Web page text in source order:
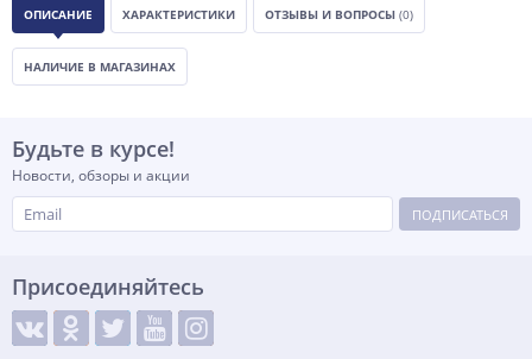
ОПИСАНИЕ ХАРАКТЕРИСТИКИ ОТЗЫВЫ И ВОПРОСЫ (0)
НАЛИЧИЕ В МАГАЗИНАХ
Будьте в курсе!
Новости, обзоры и акции
ПОДПИСАТЬСЯ
Присоединяйтесь